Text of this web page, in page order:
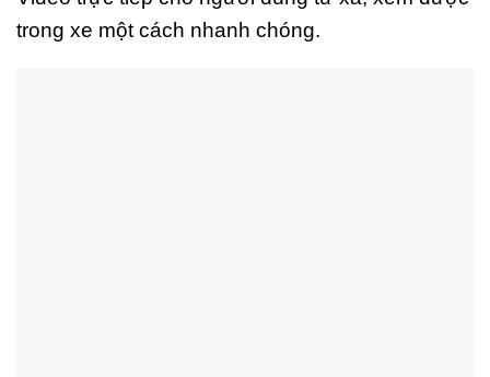
trong xe một cách nhanh chóng.